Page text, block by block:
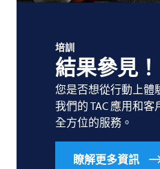
培訓
結果參見！
您是否想從行動上體
我們的 TAC 應用和
全方位的服務。
瞭解更多資訊